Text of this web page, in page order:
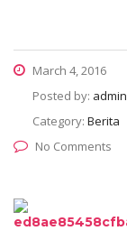
March 4, 2016
Posted by: admin
Category: Berita
No Comments